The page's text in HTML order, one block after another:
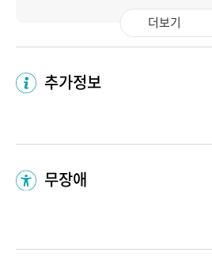
더보기
추가정보
무장애